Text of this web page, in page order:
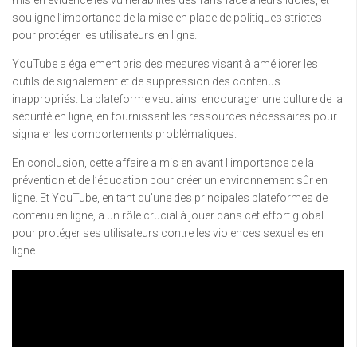
souligne l’importance de la mise en place de politiques strictes
pour protéger les utilisateurs en ligne.
YouTube a également pris des mesures visant à améliorer les
outils de signalement et de suppression des contenus
inappropriés. La plateforme veut ainsi encourager une culture de la
sécurité en ligne, en fournissant les ressources nécessaires pour
signaler les comportements problématiques.
En conclusion, cette affaire a mis en avant l’importance de la
prévention et de l’éducation pour créer un environnement sûr en
ligne. Et YouTube, en tant qu’une des principales plateformes de
contenu en ligne, a un rôle crucial à jouer dans cet effort global
pour protéger ses utilisateurs contre les violences sexuelles en
ligne.